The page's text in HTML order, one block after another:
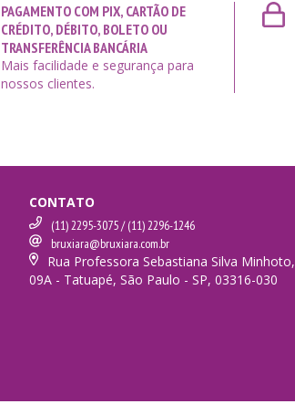
PAGAMENTO COM PIX, CARTÃO DE
CRÉDITO, DÉBITO, BOLETO OU
TRANSFERÊNCIA BANCÁRIA
Mais facilidade e segurança para
nossos clientes.
CONTATO
(11) 2295-3075 / (11) 2296-1246
bruxiara@bruxiara.com.br
Rua Professora Sebastiana Silva Minhoto,
09A - Tatuapé, São Paulo - SP, 03316-030